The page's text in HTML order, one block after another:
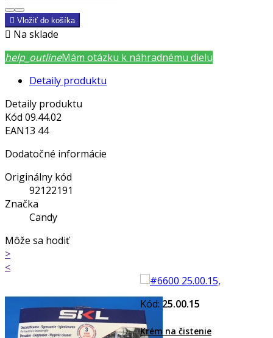
 Vložiť do košíka
 Na sklade
help_outlineMám otázku k náhradnému dielu
Detaily produktu
Detaily produktu
Kód 09.44.02
EAN13 44
Dodatočné informácie
Originálny kód
92122191
Značka
Candy
Môže sa hodiť
>
<
Kód: 25.00.15
Krém na čistenie